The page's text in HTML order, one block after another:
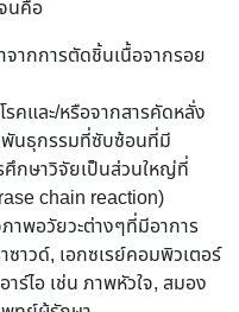
นคือ
ากการตัดชิ้นเนื้อจากรอย
รคและ/หรือจากสารคัดหลั่ง
พันธุกรรมที่ซับซ้อนที่มี
ศึกษาวิจัยเป็นส่วนใหญ่ที่
chain reaction)
าพอวัยวะต่างๆที่มีอาการ
ซาวด์, เอกซเรย์คอมพิวเตอร์
ร์ไอ เช่น ภาพหัวใจ, สมอง